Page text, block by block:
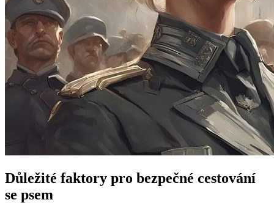
Důležité faktory pro bezpečné cestování
se psem